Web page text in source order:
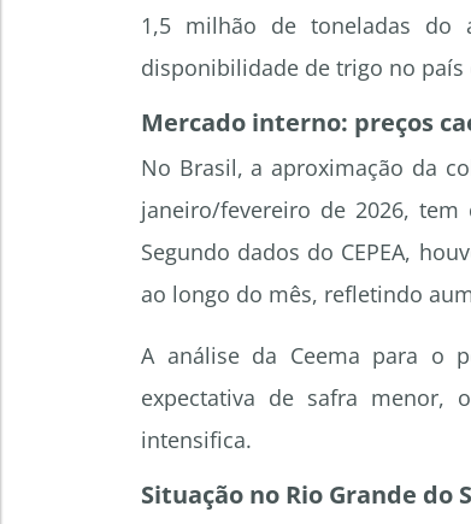
1,5 milhão de toneladas do
disponibilidade de trigo no
Mercado interno: preços
No Brasil, a aproximação da
janeiro/fevereiro de 2026,
Segundo dados do CEPEA,
ao longo do mês, refletindo
A análise da Ceema para o
expectativa de safra menor,
intensifica.
Situação no Rio Grande do